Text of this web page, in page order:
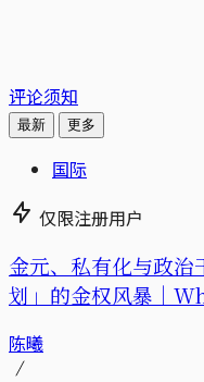
评论须知
最新 更多
国际
仅限注册用户
金元、私有化与政
划」的金权风暴｜
陈曦